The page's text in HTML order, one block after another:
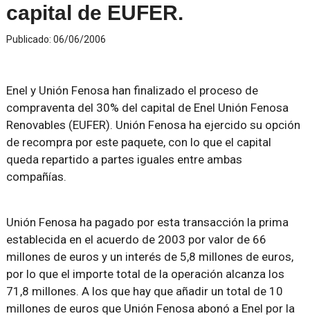
capital de EUFER.
Publicado: 06/06/2006
Enel y Unión Fenosa han finalizado el proceso de
compraventa del 30% del capital de Enel Unión Fenosa
Renovables (EUFER). Unión Fenosa ha ejercido su opción
de recompra por este paquete, con lo que el capital
queda repartido a partes iguales entre ambas
compañías.
Unión Fenosa ha pagado por esta transacción la prima
establecida en el acuerdo de 2003 por valor de 66
millones de euros y un interés de 5,8 millones de euros,
por lo que el importe total de la operación alcanza los
71,8 millones. A los que hay que añadir un total de 10
millones de euros que Unión Fenosa abonó a Enel por la